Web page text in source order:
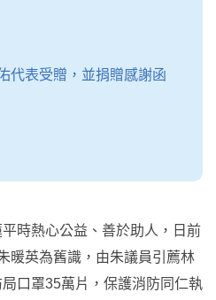
時熱心公益、善於助人，日前
暖英為舊識，由朱議員引薦林
口罩35萬片，保護消防同仁執